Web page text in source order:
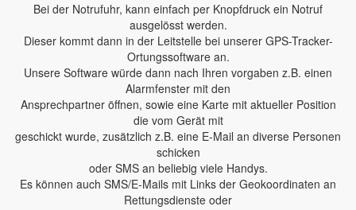
Bei der Notrufuhr, kann einfach per Knopfdruck ein Notruf
ausgelösst werden.
Dieser kommt dann in der Leitstelle bei unserer GPS-Tracker-
Ortungssoftware an.
Unsere Software würde dann nach Ihren vorgaben z.B. einen
Alarmfenster mit den
Ansprechpartner öffnen, sowie eine Karte mit aktueller Position
die vom Gerät mit
geschickt wurde, zusätzlich z.B. eine E-Mail an diverse Personen
schicken
oder SMS an beliebig viele Handys.
Es können auch SMS/E-Mails mit Links der Geokoordinaten an
Rettungsdienste oder